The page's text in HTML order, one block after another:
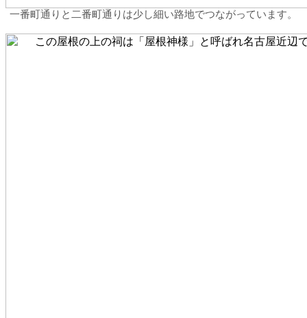
一番町通りと二番町通りは少し細い路地でつながっています。